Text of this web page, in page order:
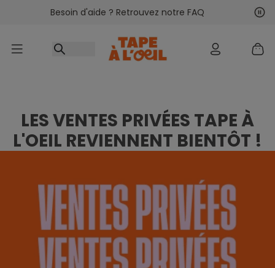
Accéder au contenu
Besoin d'aide ? Retrouvez notre FAQ
LES VENTES PRIVÉES TAPE À
L'OEIL REVIENNENT BIENTÔT !